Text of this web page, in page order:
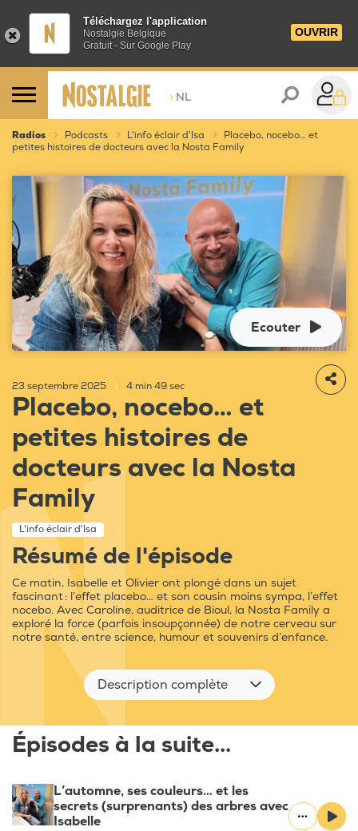
Téléchargez l'application
Nostalgie Belgique
Gratuit - Sur Google Play
OUVRIR
> NL
Radios Podcasts L'info éclair d'Isa
Placebo, nocebo… et
petites histoires de docteurs avec la Nosta Family
Ecouter
23 septembre 2025 4 min 49 sec
Placebo, nocebo… et
petites histoires de
docteurs avec la Nosta
Family
L'info éclair d'Isa
Résumé de l'épisode
Ce matin, Isabelle et Olivier ont plongé dans un sujet
fascinant : l’effet placebo… et son cousin moins sympa, l’effet
nocebo. Avec Caroline, auditrice de Bioul, la Nosta Family a
exploré la force (parfois insoupçonnée) de notre cerveau sur
notre santé, entre science, humour et souvenirs d’enfance.
Description complète
Épisodes à la suite...
L’automne, ses couleurs… et les
secrets (surprenants) des arbres avec
Isabelle